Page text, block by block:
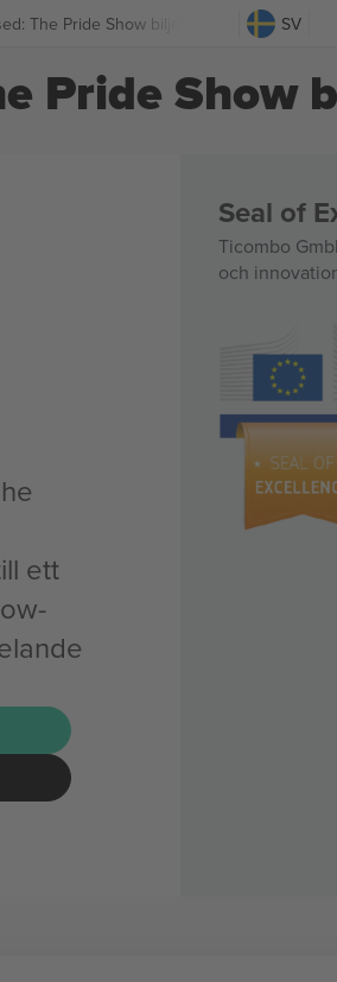
The Pride Show biljetter SV
Pride Show
ett
Seal of
Ticombo
och